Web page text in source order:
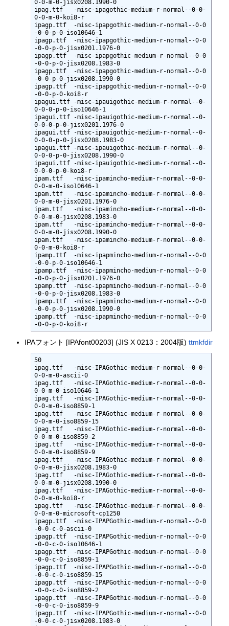
0-0-m-0-jisx0208.1990-0
ipag.ttf   -misc-ipagothic-medium-r-normal--0-0-
0-0-m-0-koi8-r
ipagp.ttf  -misc-ipapgothic-medium-r-normal--0-0
-0-0-p-0-iso10646-1
ipagp.ttf  -misc-ipapgothic-medium-r-normal--0-0
-0-0-p-0-jisx0201.1976-0
ipagp.ttf  -misc-ipapgothic-medium-r-normal--0-0
-0-0-p-0-jisx0208.1983-0
ipagp.ttf  -misc-ipapgothic-medium-r-normal--0-0
-0-0-p-0-jisx0208.1990-0
ipagp.ttf  -misc-ipapgothic-medium-r-normal--0-0
-0-0-p-0-koi8-r
ipagui.ttf -misc-ipauigothic-medium-r-normal--0-
0-0-0-p-0-iso10646-1
ipagui.ttf -misc-ipauigothic-medium-r-normal--0-
0-0-0-p-0-jisx0201.1976-0
ipagui.ttf -misc-ipauigothic-medium-r-normal--0-
0-0-0-p-0-jisx0208.1983-0
ipagui.ttf -misc-ipauigothic-medium-r-normal--0-
0-0-0-p-0-jisx0208.1990-0
ipagui.ttf -misc-ipauigothic-medium-r-normal--0-
0-0-0-p-0-koi8-r
ipam.ttf   -misc-ipamincho-medium-r-normal--0-0-
0-0-m-0-iso10646-1
ipam.ttf   -misc-ipamincho-medium-r-normal--0-0-
0-0-m-0-jisx0201.1976-0
ipam.ttf   -misc-ipamincho-medium-r-normal--0-0-
0-0-m-0-jisx0208.1983-0
ipam.ttf   -misc-ipamincho-medium-r-normal--0-0-
0-0-m-0-jisx0208.1990-0
ipam.ttf   -misc-ipamincho-medium-r-normal--0-0-
0-0-m-0-koi8-r
ipamp.ttf  -misc-ipapmincho-medium-r-normal--0-0
-0-0-p-0-iso10646-1
ipamp.ttf  -misc-ipapmincho-medium-r-normal--0-0
-0-0-p-0-jisx0201.1976-0
ipamp.ttf  -misc-ipapmincho-medium-r-normal--0-0
-0-0-p-0-jisx0208.1983-0
ipamp.ttf  -misc-ipapmincho-medium-r-normal--0-0
-0-0-p-0-jisx0208.1990-0
ipamp.ttf  -misc-ipapmincho-medium-r-normal--0-0
-0-0-p-0-koi8-r
IPAフォント [IPAfont00203] (JIS X 0213：2004版)ttmkfdir
50
ipag.ttf   -misc-IPAGothic-medium-r-normal--0-0-
0-0-m-0-ascii-0
ipag.ttf   -misc-IPAGothic-medium-r-normal--0-0-
0-0-m-0-iso10646-1
ipag.ttf   -misc-IPAGothic-medium-r-normal--0-0-
0-0-m-0-iso8859-1
ipag.ttf   -misc-IPAGothic-medium-r-normal--0-0-
0-0-m-0-iso8859-15
ipag.ttf   -misc-IPAGothic-medium-r-normal--0-0-
0-0-m-0-iso8859-2
ipag.ttf   -misc-IPAGothic-medium-r-normal--0-0-
0-0-m-0-iso8859-9
ipag.ttf   -misc-IPAGothic-medium-r-normal--0-0-
0-0-m-0-jisx0208.1983-0
ipag.ttf   -misc-IPAGothic-medium-r-normal--0-0-
0-0-m-0-jisx0208.1990-0
ipag.ttf   -misc-IPAGothic-medium-r-normal--0-0-
0-0-m-0-koi8-r
ipag.ttf   -misc-IPAGothic-medium-r-normal--0-0-
0-0-m-0-microsoft-cp1250
ipagp.ttf  -misc-IPAPGothic-medium-r-normal--0-0
-0-0-c-0-ascii-0
ipagp.ttf  -misc-IPAPGothic-medium-r-normal--0-0
-0-0-c-0-iso10646-1
ipagp.ttf  -misc-IPAPGothic-medium-r-normal--0-0
-0-0-c-0-iso8859-1
ipagp.ttf  -misc-IPAPGothic-medium-r-normal--0-0
-0-0-c-0-iso8859-15
ipagp.ttf  -misc-IPAPGothic-medium-r-normal--0-0
-0-0-c-0-iso8859-2
ipagp.ttf  -misc-IPAPGothic-medium-r-normal--0-0
-0-0-c-0-iso8859-9
ipagp.ttf  -misc-IPAPGothic-medium-r-normal--0-0
-0-0-c-0-jisx0208.1983-0